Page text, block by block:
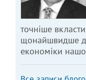
точніше
щонайшвидше
економіки